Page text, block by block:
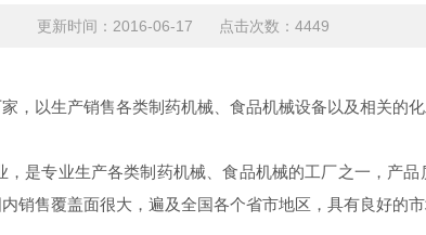
更新时间：2016-06-17 点击次数：4449
，以生产销售各类制药机械、食品机械设备以及相关的
是专业生产各类制药机械、食品机械的工厂之一，产
销售覆盖面很大，遍及全国各个省市地区，具有良好的